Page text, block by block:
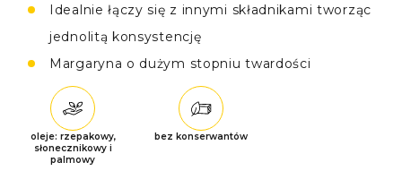
Idealnie łączy się z innymi składnikami tworząc
jednolitą konsystencję
Margaryna o dużym stopniu twardości
oleje: rzepakowy,
słonecznikowy i
palmowy
bez konserwantów